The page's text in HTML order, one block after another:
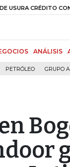
CONSUMO
ANÁLISIS
PETRÓLEO GRUPO